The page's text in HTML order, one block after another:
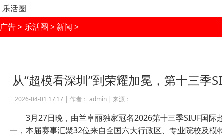
乐活圈
广告> 乐活圈 > 新闻 >
从“超模看深圳”到荣耀加冕，第十三季
2026-04-01 17:17 | 作者： admin| 来源：
3月27日晚，由兰卓丽独家冠名2026第十三季SIUF国
一，本届赛事汇聚32位来自全国六大行政区、专业院校及